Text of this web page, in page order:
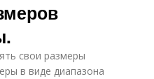
свои размеры
в виде диапазона